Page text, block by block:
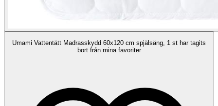
Umami Vattentätt Madrasskydd 60x120 cm spjälsäng, 1 st har tagits
bort från mina favoriter